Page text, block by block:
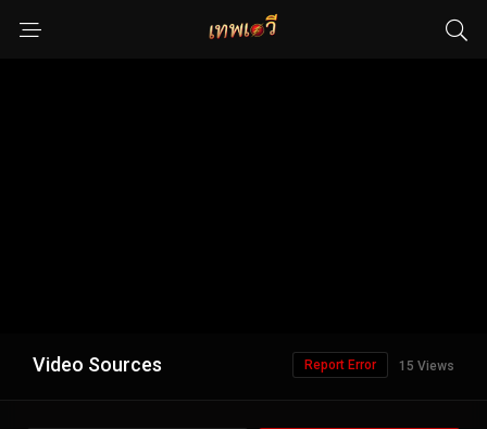
Video Sources 15 Views
Report Error